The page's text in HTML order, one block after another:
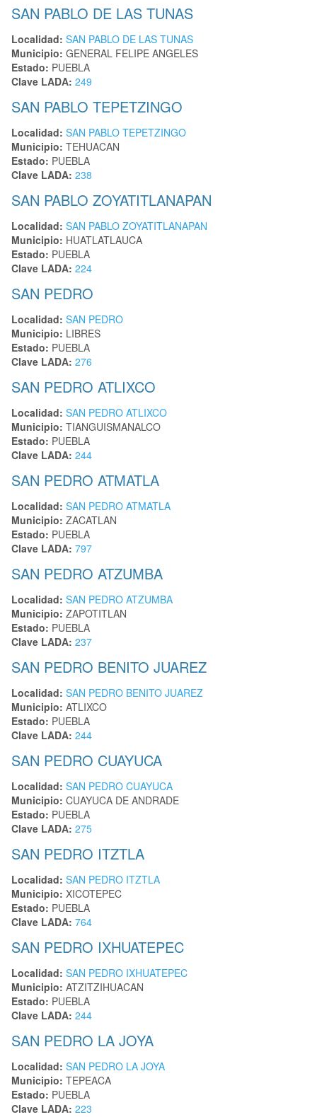
SAN PABLO DE LAS TUNAS
Localidad: SAN PABLO DE LAS TUNAS
Municipio: GENERAL FELIPE ANGELES
Estado: PUEBLA
Clave LADA: 249
SAN PABLO TEPETZINGO
Localidad: SAN PABLO TEPETZINGO
Municipio: TEHUACAN
Estado: PUEBLA
Clave LADA: 238
SAN PABLO ZOYATITLANAPAN
Localidad: SAN PABLO ZOYATITLANAPAN
Municipio: HUATLATLAUCA
Estado: PUEBLA
Clave LADA: 224
SAN PEDRO
Localidad: SAN PEDRO
Municipio: LIBRES
Estado: PUEBLA
Clave LADA: 276
SAN PEDRO ATLIXCO
Localidad: SAN PEDRO ATLIXCO
Municipio: TIANGUISMANALCO
Estado: PUEBLA
Clave LADA: 244
SAN PEDRO ATMATLA
Localidad: SAN PEDRO ATMATLA
Municipio: ZACATLAN
Estado: PUEBLA
Clave LADA: 797
SAN PEDRO ATZUMBA
Localidad: SAN PEDRO ATZUMBA
Municipio: ZAPOTITLAN
Estado: PUEBLA
Clave LADA: 237
SAN PEDRO BENITO JUAREZ
Localidad: SAN PEDRO BENITO JUAREZ
Municipio: ATLIXCO
Estado: PUEBLA
Clave LADA: 244
SAN PEDRO CUAYUCA
Localidad: SAN PEDRO CUAYUCA
Municipio: CUAYUCA DE ANDRADE
Estado: PUEBLA
Clave LADA: 275
SAN PEDRO ITZTLA
Localidad: SAN PEDRO ITZTLA
Municipio: XICOTEPEC
Estado: PUEBLA
Clave LADA: 764
SAN PEDRO IXHUATEPEC
Localidad: SAN PEDRO IXHUATEPEC
Municipio: ATZITZIHUACAN
Estado: PUEBLA
Clave LADA: 244
SAN PEDRO LA JOYA
Localidad: SAN PEDRO LA JOYA
Municipio: TEPEACA
Estado: PUEBLA
Clave LADA: 223